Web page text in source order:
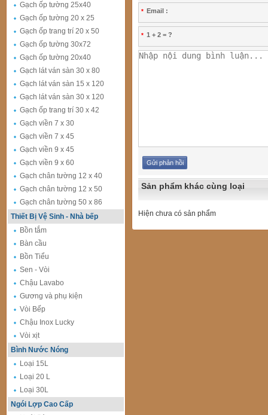
Gạch ốp tường 25x40
Gạch ốp tường 20 x 25
Gạch ốp trang trí 20 x 50
Gạch ốp tường 30x72
Gạch ốp tường 20x40
Gạch lát ván sàn 30 x 80
Gạch lát ván sàn 15 x 120
Gạch lát ván sàn 30 x 120
Gạch ốp trang trí 30 x 42
Gạch viền 7 x 30
Gạch viền 7 x 45
Gạch viền 9 x 45
Gạch viền 9 x 60
Gạch chân tường 12 x 40
Gạch chân tường 12 x 50
Gạch chân tường 50 x 86
Thiết Bị Vệ Sinh - Nhà bếp
Bồn tắm
Bàn cầu
Bồn Tiểu
Sen - Vòi
Chậu Lavabo
Gương và phụ kiện
Vòi Bếp
Chậu Inox Lucky
Vòi xịt
Bình Nước Nóng
Loại 15L
Loại 20 L
Loại 30L
Ngói Lợp Cao Cấp
* Email :
* 1 + 2 = ?
Sản phẩm khác cùng loại
Hiện chưa có sản phẩm